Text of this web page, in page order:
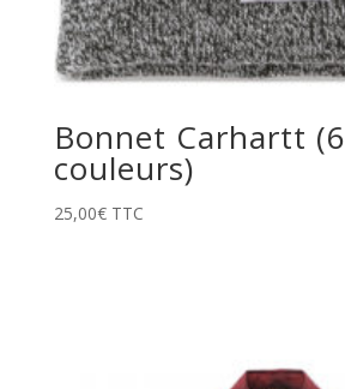
Bonnet Carhartt (6
couleurs)
25,00€ TTC